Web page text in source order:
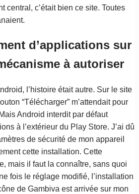
central, c’était bien ce site. Toutes
d’applications sur
à autoriser
l’histoire était autre. Sur le site
“Télécharger” m’attendait pour
Android interdit par défaut
à l’extérieur du Play Store. J’ai dû
de sécurité de mon appareil
cette installation. Cette
mais il faut la connaître, sans quoi
fois le réglage modifié, l’installation
de Gambiva est arrivée sur mon